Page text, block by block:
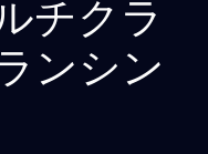
チクラ
ンシン